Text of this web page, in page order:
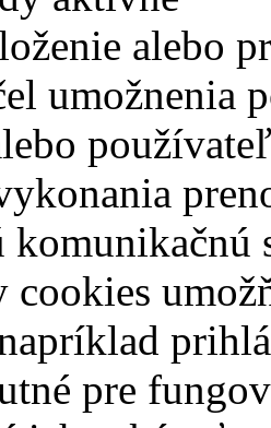
alebo
umožnenia
komunikačnú
cookies
pre